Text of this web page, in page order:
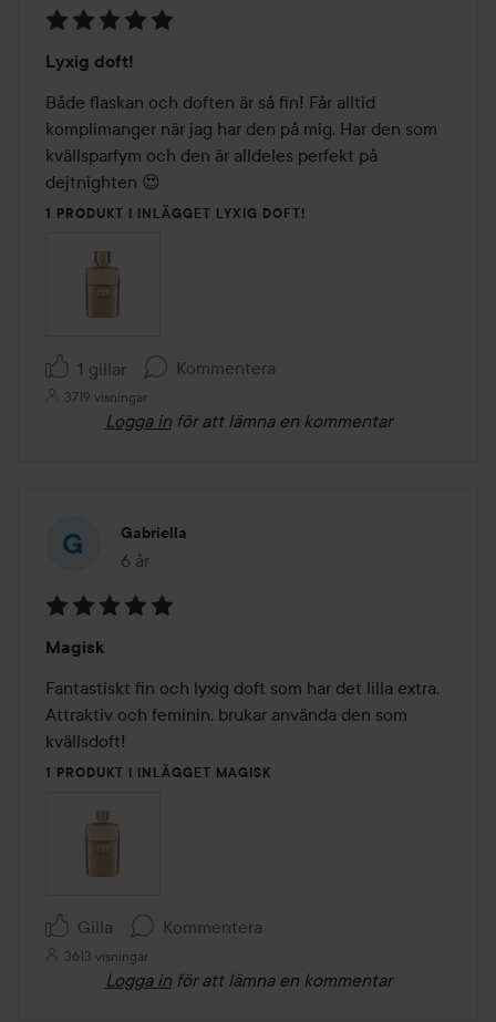
5
av
5
Lyxig doft!
Både flaskan och doften är så fin! Får alltid
komplimanger när jag har den på mig. Har den som
kvällsparfym och den är alldeles perfekt på
dejtnighten 😍
1 PRODUKT I INLÄGGET LYXIG DOFT!
1 gillar Kommentera
3719 visningar
Logga in för att lämna en kommentar
Gabriella
6 år
Inlägget skapades 6 år
5
av
5
Magisk
Fantastiskt fin och lyxig doft som har det lilla extra.
Attraktiv och feminin, brukar använda den som
kvällsdoft!
1 PRODUKT I INLÄGGET MAGISK
Gilla Kommentera
3613 visningar
Logga in för att lämna en kommentar